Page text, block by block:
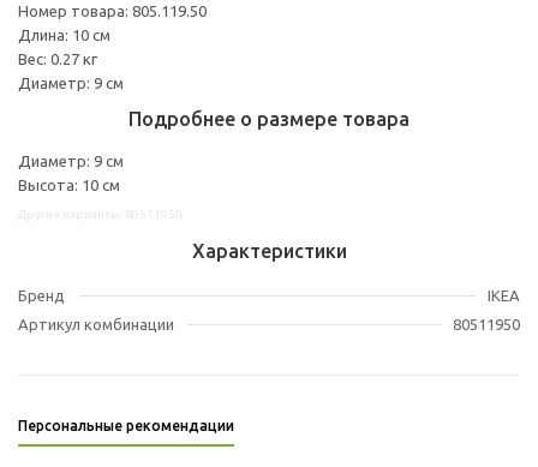
Номер товара: 805.119.50
Длина: 10 см
Вес: 0.27 кг
Диаметр: 9 см
Подробнее о размере товара
Диаметр: 9 см
Высота: 10 см
Характеристики
Бренд
IKEA
Артикул комбинации
80511950
Персональные рекомендации